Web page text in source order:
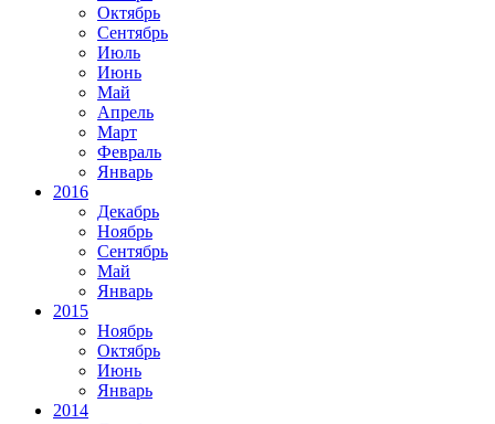
Октябрь
Сентябрь
Июль
Июнь
Май
Апрель
Март
Февраль
Январь
2016
Декабрь
Ноябрь
Сентябрь
Май
Январь
2015
Ноябрь
Октябрь
Июнь
Январь
2014